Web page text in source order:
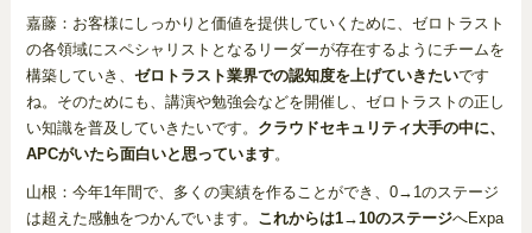
嘉藤：お客様にしっかりと価値を提供していくために、ゼロトラスト
の各領域にスペシャリストとなるリーダーが存在するようにチームを
構築していき、 ゼロトラスト業界での認知度を上げていきたいです
ね。そのためにも、講演や勉強会などを開催し、ゼロトラストの正し
い知識を普及していきたいです。 クラウドセキュリティ大手の中に、
APCがいたら面白いと思っています。
山根：今年1年間で、多くの実績を作ることができ、0→1のステージ
は超えた感触をつかんでいます。 これからは1→10のステージへExpa